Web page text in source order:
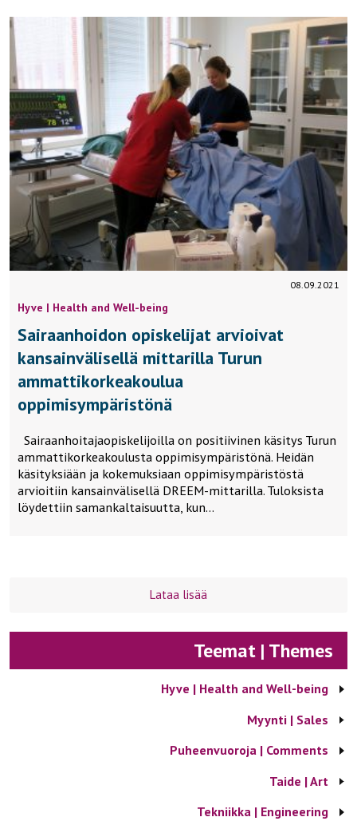
08.09.2021
Hyve | Health and Well-being
Sairaanhoidon opiskelijat arvioivat
kansainvälisellä mittarilla Turun
ammattikorkeakoulua
oppimisympäristönä
Sairaanhoitajaopiskelijoilla on positiivinen käsitys Turun
ammattikorkeakoulusta oppimisympäristönä. Heidän
käsityksiään ja kokemuksiaan oppimisympäristöstä
arvioitiin kansainvälisellä DREEM-mittarilla. Tuloksista
löydettiin samankaltaisuutta, kun…
Lataa lisää
Teemat | Themes
Hyve | Health and Well-being
Myynti | Sales
Puheenvuoroja | Comments
Taide | Art
Tekniikka | Engineering